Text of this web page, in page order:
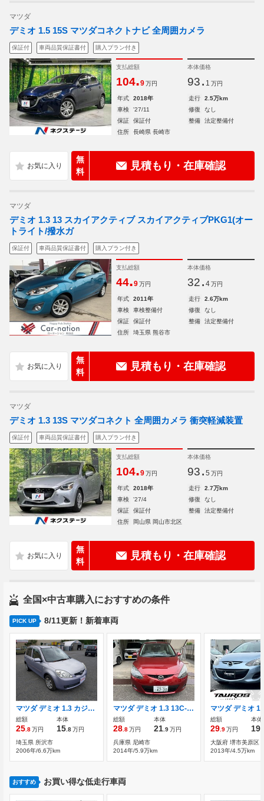
マツダ
デミオ 1.5 15S マツダコネクトナビ 全周囲カメラ
保証付 車両品質保証書付 購入プラン付き
支払総額
104.9 万円
本体価格
93. 1 万円
年式 2018年 走行
2.5万km
車検
'27/11 修復
なし
保証
保証付 整備
法定整備付
住所
長崎県 長崎市
無
料
見積もり・在庫確認
マツダ
デミオ 1.3 13 スカイアクティブ スカイアクティブPKG1(オー
トライト/撥水ガ
保証付 車両品質保証書付 購入プラン付き
支払総額
44.9 万円
本体価格
32. 4 万円
年式 2011年 走行
2.6万km
車検
車検整備付 修復
なし
保証
保証付 整備
法定整備付
住所
埼玉県 熊谷市
無
料
見積もり・在庫確認
マツダ
デミオ 1.3 13S マツダコネクト 全周囲カメラ 衝突軽減装置
保証付 車両品質保証書付 購入プラン付き
支払総額
104.9 万円
本体価格
93. 5 万円
年式 2018年 走行
2.7万km
車検
'27/4 修復
なし
保証
保証付 整備
法定整備付
住所
岡山県 岡山市北区
無
料
見積もり・在庫確認
全国×中古車購入におすすめの条件
PICK UP 8/11更新！新着車両
マツダ デミオ 1.3 カジュアル
総額
25 .8万円
本体
15 .8万円
埼玉県 所沢市
2006年/6.6万km
マツダ デミオ 1.3 13C-V HIDエディション
総額
28 .8万円
本体
21 .9万円
兵庫県 尼崎市
2014年/5.9万km
総額
29 .9万円
本体
19
大阪府 堺市美原区
2013年/4.5万km
おすすめ お買い得な低走行車両